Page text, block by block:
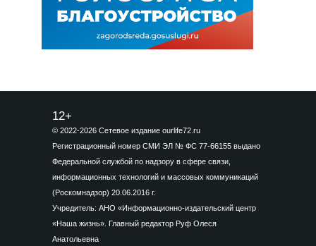
12+
© 2022-2026 Сетевое издание ourlife72.ru
Регистрационный номер СМИ ЭЛ № ФС 77-66155 выдано
Федеральной службой по надзору в сфере связи,
информационных технологий и массовых коммуникаций
(Роскомнадзор) 20.06.2016 г.
Учредитель: АНО «Информационно-издательский центр
«Наша жизнь». Главный редактор Руф Олеся
Анатольевна